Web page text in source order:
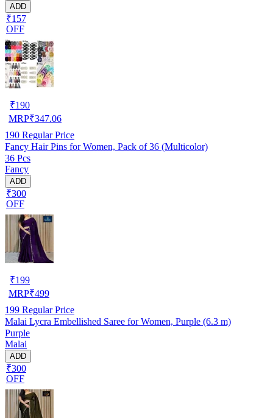
ADD
₹157
OFF
₹190
MRP₹347.06
190 Regular Price
Fancy Hair Pins for Women, Pack of 36 (Multicolor)
36 Pcs
Fancy
ADD
₹300
OFF
₹199
MRP₹499
199 Regular Price
Malai Lycra Embellished Saree for Women, Purple (6.3 m)
Purple
Malai
ADD
₹300
OFF